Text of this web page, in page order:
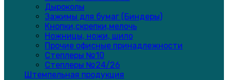
Дыроколы
Зажимы для бумаг (Биндеры)
Кнопки,скрепки,мелочь
Ножницы, ножи, шило
Прочие офисные принадлежности
Степлеры №10
Степлеры №24/26
Штемпельная продукция